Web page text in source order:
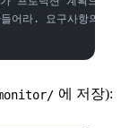
어라. 요구사항의 완전
에 저장):